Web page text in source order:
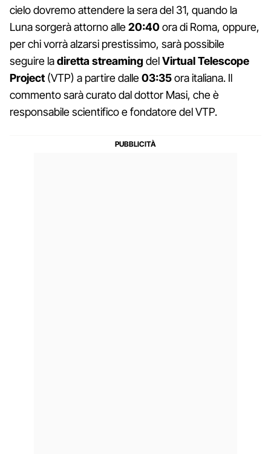
cielo dovremo attendere la sera del 31, quando la
Luna sorgerà attorno alle20:40ora di Roma, oppure,
per chi vorrà alzarsi prestissimo, sarà possibile
seguire ladiretta streaming delVirtual Telescope
Project (VTP) a partire dalle03:35ora italiana. Il
commento sarà curato dal dottor Masi, che è
responsabile scientifico e fondatore del VTP.